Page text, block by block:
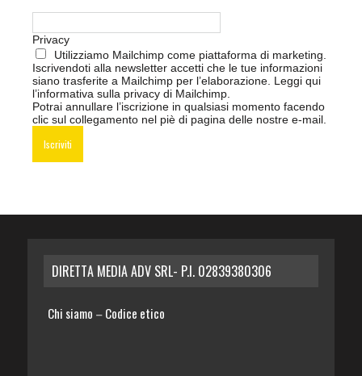
Privacy
Utilizziamo Mailchimp come piattaforma di marketing.
Iscrivendoti alla newsletter accetti che le tue informazioni
siano trasferite a Mailchimp per l’elaborazione. Leggi qui
l’informativa sulla privacy di Mailchimp
Potrai annullare l’iscrizione in qualsiasi momento facendo
clic sul collegamento nel piè di pagina delle nostre e-mail.
DIRETTA MEDIA ADV SRL- P.I. 02839380306
Chi siamo – Codice etico